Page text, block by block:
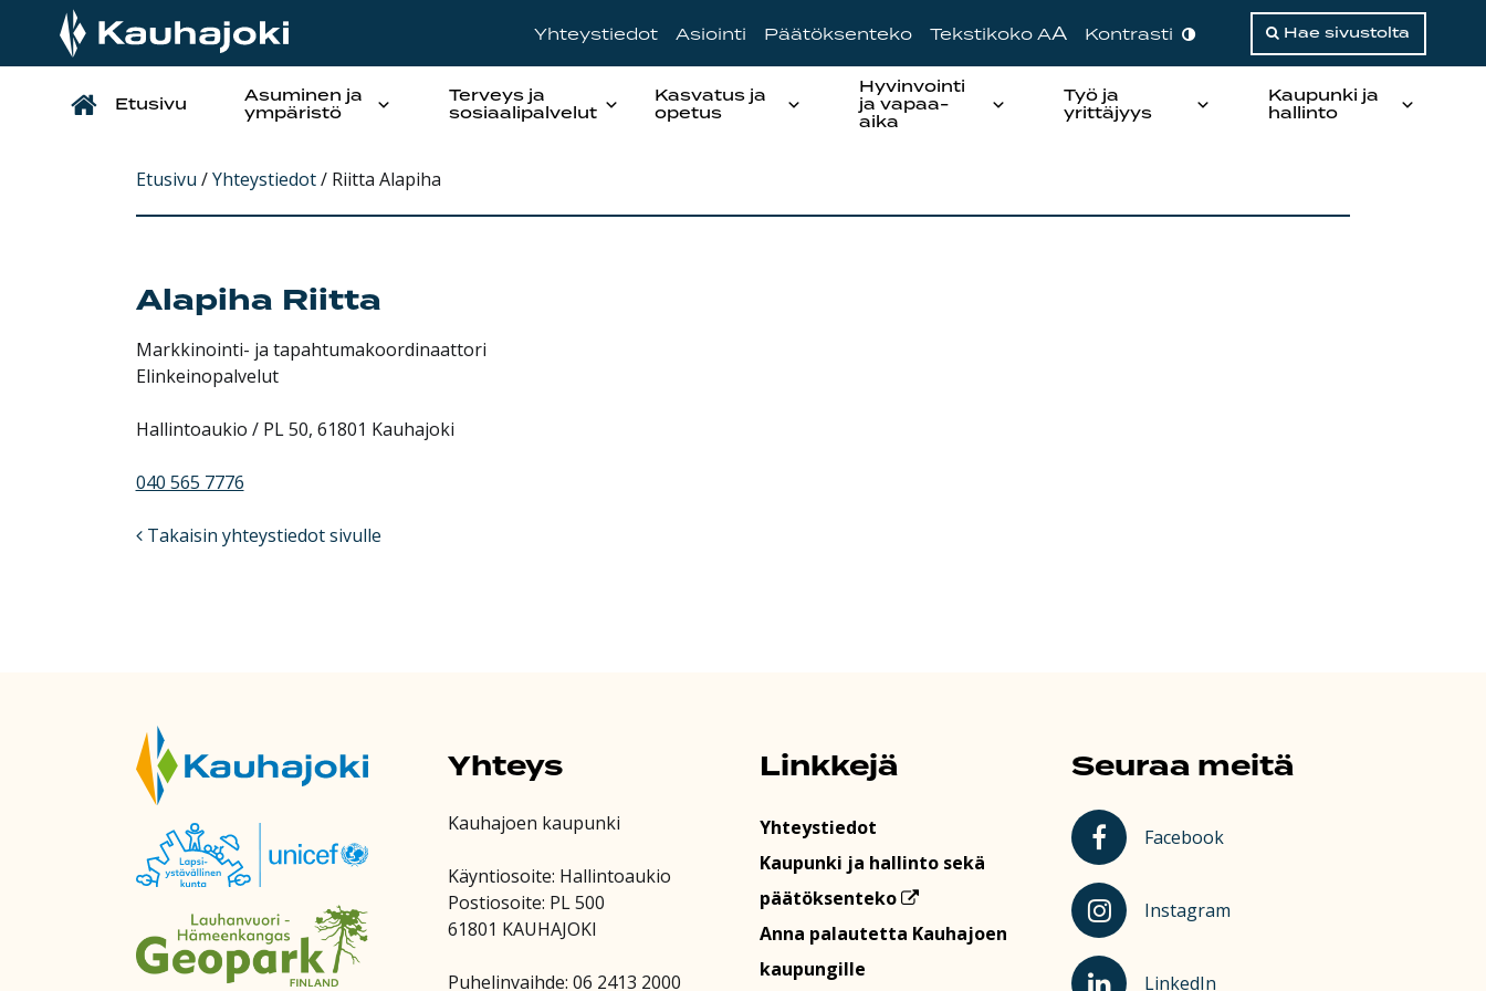
Yhteystiedot Asiointi Päätöksenteko Tekstikoko AA Kontrasti Hae sivustolta
Päävalikko
Etusivu Asuminen ja
ympäristö
Terveys ja
sosiaalipalvelut
Kasvatus ja
opetus
Hyvinvointi
ja vapaa-
aika
Työ ja
yrittäjyys
Kaupunki ja
hallinto
Etusivu /Yhteystiedot/ Riitta Alapiha
Alapiha Riitta
Markkinointi- ja tapahtumakoordinaattori
Elinkeinopalvelut
Hallintoaukio / PL 50, 61801 Kauhajoki
040 565 7776
Takaisin yhteystiedot sivulle
Yhteys
Kauhajoen kaupunki
Käyntiosoite: Hallintoaukio
Postiosoite: PL 500
61801 KAUHAJOKI
Puhelinvaihde: 06 2413 2000
Linkkejä
Yhteystiedot
Kaupunki ja hallinto sekä
päätöksenteko
Anna palautetta Kauhajoen
kaupungille
Seuraa meitä
Kauhajoki Facebookissa
Facebook
Kauhajoki Instagramissa
Instagram
Kauhajoki LinkedInissä
LinkedIn